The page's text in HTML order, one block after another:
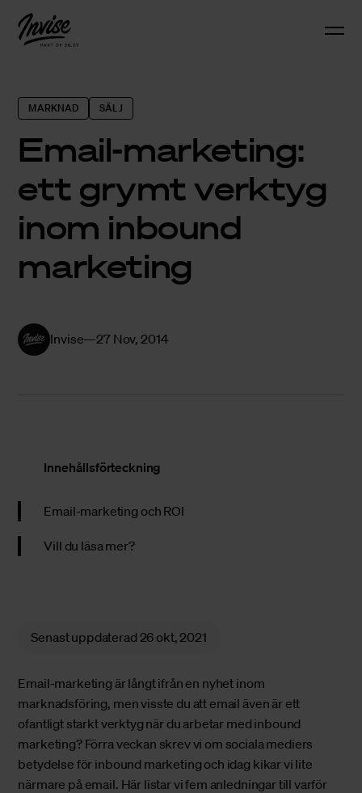
MARKNAD SÄLJ
Email-marketing:
ett grymt verktyg
inom inbound
marketing
Invise 27 Nov, 2014
Innehållsförteckning
Email-marketing och ROI
Vill du läsa mer?
Senast uppdaterad 26 okt, 2021
Email-marketing är långt ifrån en nyhet inom
marknadsföring, men visste du att email även är ett
ofantligt starkt verktyg när du arbetar med inbound
marketing? Förra veckan skrev vi om sociala mediers
betydelse för inbound marketing och idag kikar vi lite
närmare på email. Här listar vi fem anledningar till varför